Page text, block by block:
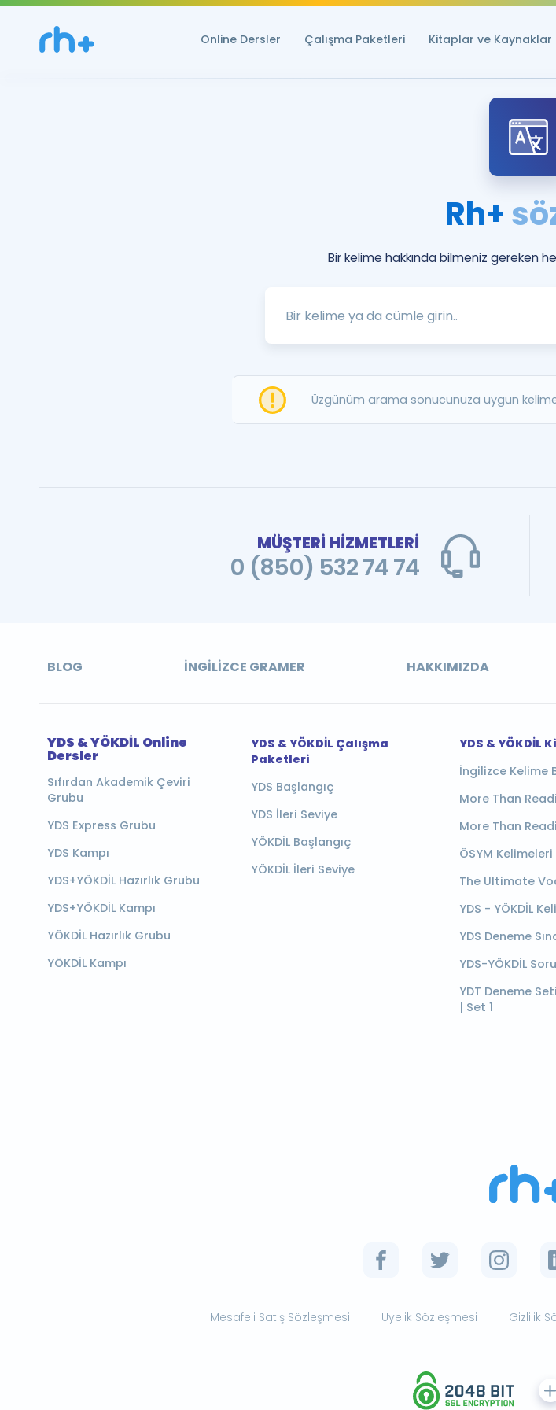
Online Dersler Çalışma Paketleri Kitaplar ve Kaynaklar
Rh+
Bir kelime hakkında bilmeniz gereken
Üzgünüm arama sonucunuza uygun
MÜŞTERİ HİZMETLERİ
0 (850) 532 74 74
BLOG İNGILIZCE GRAMER HAKKIMIZDA
YDS & YÖKDİL Online
Dersler
Sıfırdan Akademik Çeviri
Grubu
YDS Express Grubu
YDS Kampı
YDS+YÖKDİL Hazırlık Grubu
YDS+YÖKDİL Kampı
YÖKDİL Hazırlık Grubu
YÖKDİL Kampı
YDS & YÖKDİL Çalışma
Paketleri
YDS Başlangıç
YDS İleri Seviye
YÖKDİL Başlangıç
YÖKDİL İleri Seviye
YDS & YÖKDİL
İngilizce Kelime
More Than
More Than
ÖSYM Kelimeleri
The Ultimate
YDS - YÖKDİL
YDS Deneme
YDS-YÖKDİL
YDT Deneme
| Set 1
Mesafeli Satış Sözleşmesi Üyelik Sözleşmesi Gizlilik